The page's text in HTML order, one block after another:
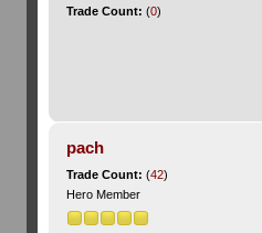
Trade Count: (0)
pach
Trade Count: (42)
Hero Member